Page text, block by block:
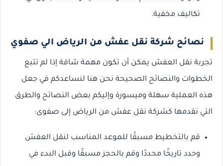
تكاليف مخفية.
نصائح شركة نقل عفش من الرياض الي صفوي
تجربة نقل العفش يمكن أن تكون مهمة شاقة إذا لم تتبع
الخطوات والنصائح الصحيحة نحن هنا لنساعدكم في جعل
هذه العملية سهلة وميسورة وإليكم بعض النصائح والطرق
التي نقدمها كشركة نقل عفش من الرياض إلى صفوى:
قم بالتخطيط مسبقًا للموعد المناسب لنقل العفش
وحدد تاريخًا محددًا وقم بالحجز مسبقًا وقبل البدء في